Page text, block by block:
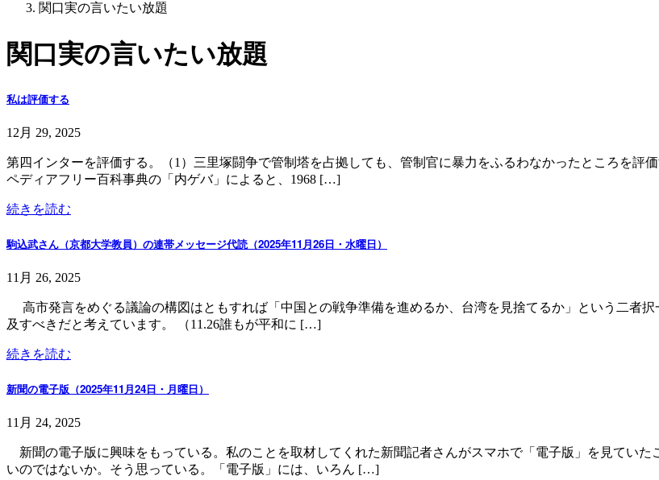
関口実の言いたい放題
関口実の言いたい放題
私は評価する
12月 29, 2025
第四インターを評価する。（1）三里塚闘争で管制塔を占拠しても、管制官に暴力をふるわなかったところを評
ペディアフリー百科事典の「内ゲバ」によると、1968 […]
続きを読む
駒込武さん（京都大学教員）の連帯メッセージ代読（2025年11月26日・水曜日）
11月 26, 2025
高市発言をめぐる議論の構図はともすれば「中国との戦争準備を進めるか、台湾を見捨てるか」という二者
及すべきだと考えています。 （11.26誰もが平和に […]
続きを読む
新聞の電子版（2025年11月24日・月曜日）
11月 24, 2025
新聞の電子版に興味をもっている。私のことを取材してくれた新聞記者さんがスマホで「電子版」を見てい
いのではないか。そう思っている。「電子版」には、いろん […]